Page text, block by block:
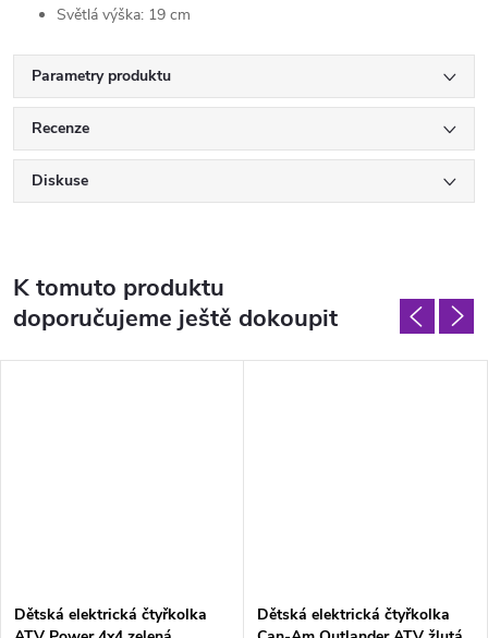
Světlá výška: 19 cm
Parametry produktu
Recenze
Diskuse
K tomuto produktu
doporučujeme ještě dokoupit
Dětská elektrická čtyřkolka
Dětská elektrická čtyřkolka